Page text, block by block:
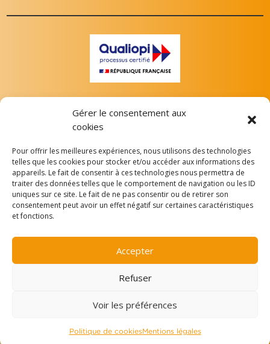
Gérer le consentement aux
cookies
Pour offrir les meilleures expériences, nous utilisons des technologies
telles que les cookies pour stocker et/ou accéder aux informations des
appareils. Le fait de consentir à ces technologies nous permettra de
traiter des données telles que le comportement de navigation ou les ID
uniques sur ce site. Le fait de ne pas consentir ou de retirer son
consentement peut avoir un effet négatif sur certaines caractéristiques
et fonctions.
Accepter
Refuser
Voir les préférences
Politique de cookiesMentions légales
Depuis le 7 juillet 2023, L’A.M.I est certifiée conformément
aux exigences du Référentiel National de Certification
Qualité des organismes mentionnés à l’article L.6351-1 du
Code du travail. La certification qualité a été délivrée au titre
Datadock et conforme aux critères qualité des OPCO.
2026 A.M.I, Accompagnement psychologique et médiation